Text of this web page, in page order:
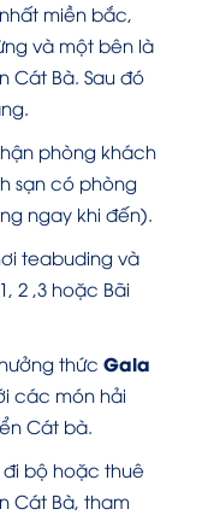
miền bắc,
và một bên là
Cát Bà. Sau đó
phòng khách
sạn có phòng
ngay khi đến).
teabuding và
2 ,3 hoặc Bãi
thức Gala
các món hải
Cát bà.
bộ hoặc thuê
Cát Bà, tham